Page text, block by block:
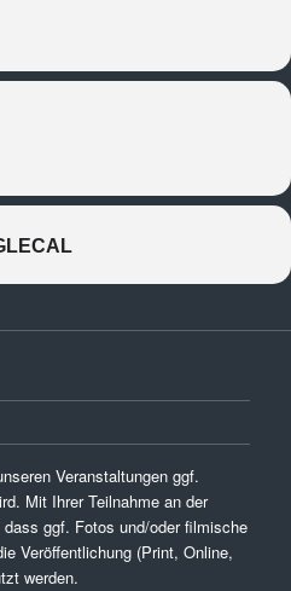
Veranstaltungen ggf.
Mit Ihrer Teilnahme an der
ggf. Fotos und/oder filmische
Veröffentlichung (Print, Online,
werden.